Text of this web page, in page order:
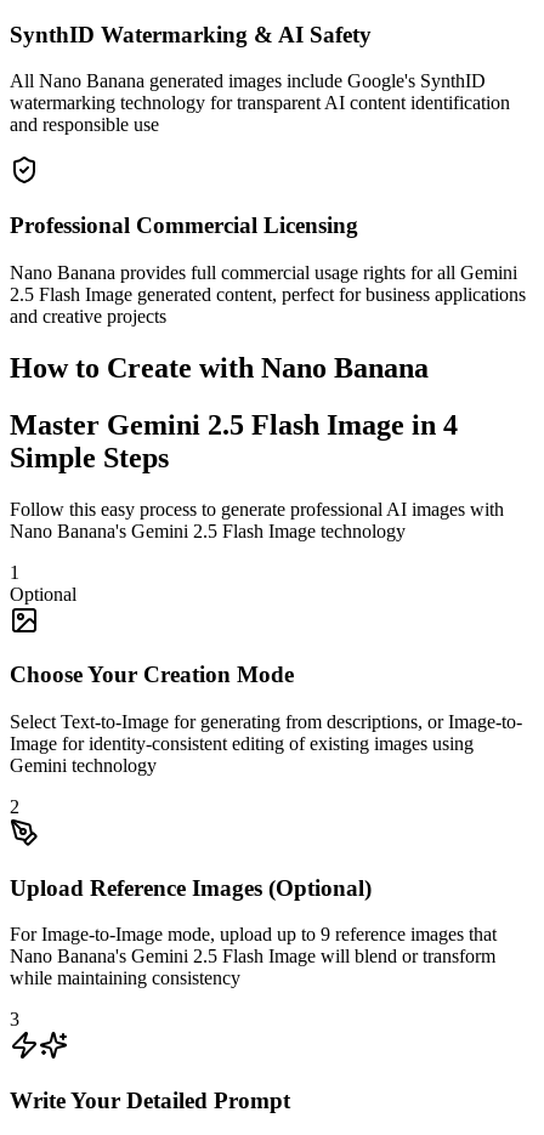
SynthID Watermarking & AI Safety
All Nano Banana generated images include Google's SynthID
watermarking technology for transparent AI content identification
and responsible use
Professional Commercial Licensing
Nano Banana provides full commercial usage rights for all Gemini
2.5 Flash Image generated content, perfect for business applications
and creative projects
How to Create with Nano Banana
Master Gemini 2.5 Flash Image in 4
Simple Steps
Follow this easy process to generate professional AI images with
Nano Banana's Gemini 2.5 Flash Image technology
1
Optional
Choose Your Creation Mode
Select Text-to-Image for generating from descriptions, or Image-to-
Image for identity-consistent editing of existing images using
Gemini technology
2
Upload Reference Images (Optional)
For Image-to-Image mode, upload up to 9 reference images that
Nano Banana's Gemini 2.5 Flash Image will blend or transform
while maintaining consistency
3
Write Your Detailed Prompt